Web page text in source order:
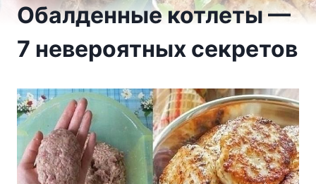
Обалденные котлеты —
7 невероятных секретов